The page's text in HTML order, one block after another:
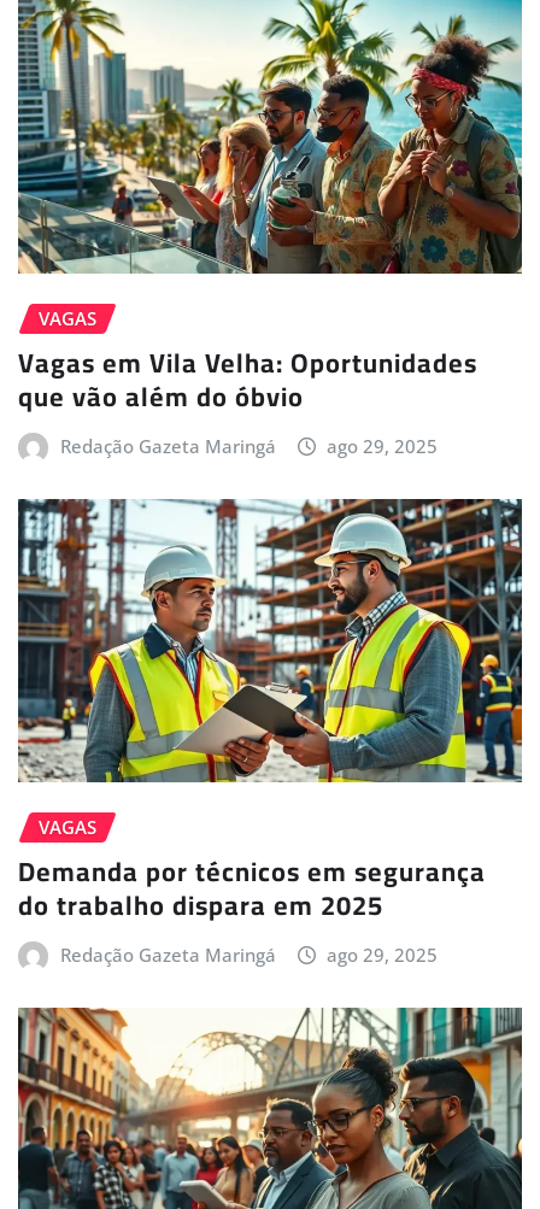
VAGAS
Vagas em Vila Velha: Oportunidades
que vão além do óbvio
Redação Gazeta Maringá ago 29, 2025
VAGAS
Demanda por técnicos em segurança
do trabalho dispara em 2025
Redação Gazeta Maringá ago 29, 2025